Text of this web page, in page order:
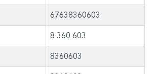
67638360603
8 360 603
8360603